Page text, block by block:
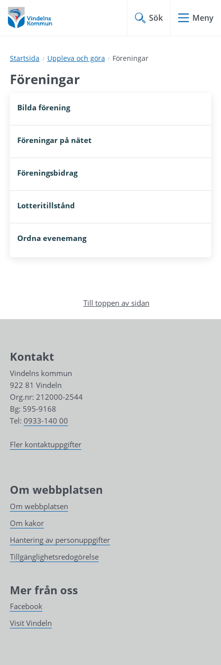
Hoppa
till
innehåll
Hoppa
till
undermeny
Sök Meny
Startsida Uppleva och göra Föreningar
Föreningar
Bilda förening
Föreningar på nätet
Föreningsbidrag
Lotteritillstånd
Ordna evenemang
Till toppen av sidan
Kontakt
Vindelns kommun
922 81 Vindeln
Org.nr: 212000-2544
Bg: 595-9168
Tel: 0933-140 00
Fler kontaktuppgifter
Om webbplatsen
Om webbplatsen
Om kakor
Hantering av personuppgifter
Tillgänglighetsredogörelse
Mer från oss
Facebook
Visit Vindeln